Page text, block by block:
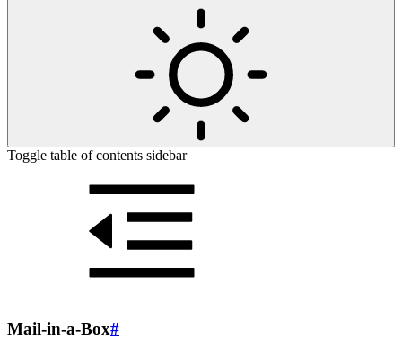
Toggle table of contents sidebar
Mail-in-a-Box#